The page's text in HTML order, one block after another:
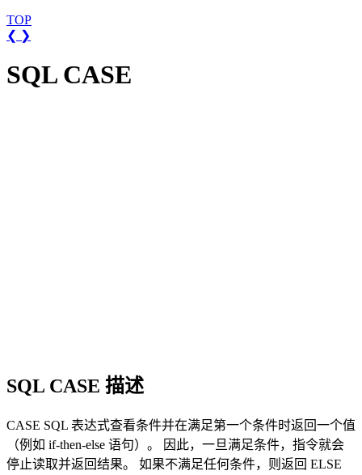
TOP
❮ ❯
SQL CASE
SQL CASE 描述
CASE SQL 表达式查看条件并在满足第一个条件时返回一个值
（例如 if-then-else 语句）。 因此，一旦满足条件，指令就会
停止读取并返回结果。 如果不满足任何条件，则返回 ELSE